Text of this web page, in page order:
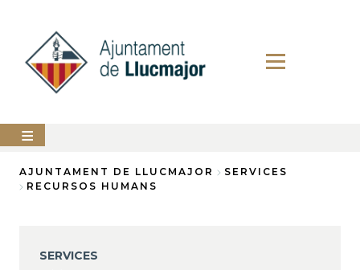
content
The
city
council
Services
AJUNTAMENT DE LLUCMAJOR
SERVICES
RECURSOS HUMANS
SERVICES